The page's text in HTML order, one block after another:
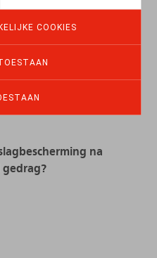
COOKIES
ontslag om
na
gedrag?